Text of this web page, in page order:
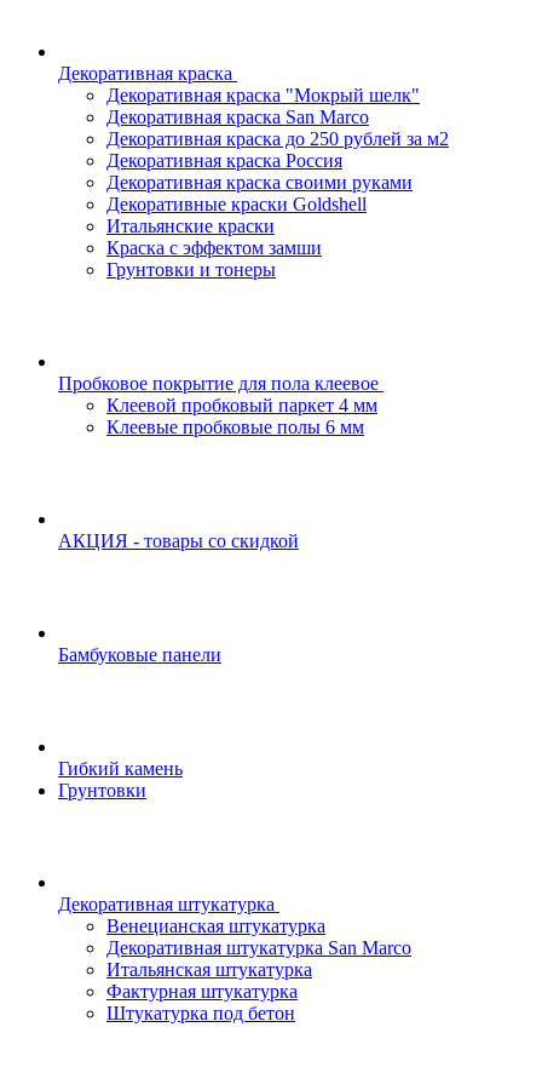
Декоративная краска
Декоративная краска "Мокрый шелк"
Декоративная краска San Marco
Декоративная краска до 250 рублей за м2
Декоративная краска Россия
Декоративная краска своими руками
Декоративные краски Goldshell
Итальянские краски
Краска с эффектом замши
Грунтовки и тонеры
Пробковое покрытие для пола клеевое
Клеевой пробковый паркет 4 мм
Клеевые пробковые полы 6 мм
АКЦИЯ - товары со скидкой
Бамбуковые панели
Гибкий камень
Грунтовки
Декоративная штукатурка
Венецианская штукатурка
Декоративная штукатурка San Marco
Итальянская штукатурка
Фактурная штукатурка
Штукатурка под бетон